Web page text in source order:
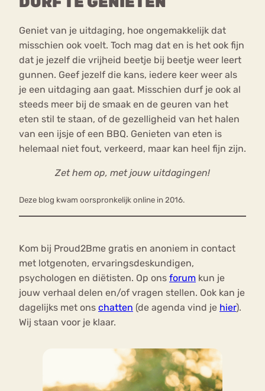
Geniet van je uitdaging, hoe ongemakkelijk dat
misschien ook voelt. Toch mag dat en is het ook fijn
dat je jezelf die vrijheid beetje bij beetje weer leert
gunnen. Geef jezelf die kans, iedere keer weer als
je een uitdaging aan gaat. Misschien durf je ook al
steeds meer bij de smaak en de geuren van het
eten stil te staan, of de gezelligheid van het halen
van een ijsje of een BBQ. Genieten van eten is
helemaal niet fout, verkeerd, maar kan heel fijn zijn.
Zet hem op, met jouw uitdagingen!
Deze blog kwam oorspronkelijk online in 2016.
Kom bij Proud2Bme gratis en anoniem in contact
met lotgenoten, ervaringsdeskundigen,
psychologen en diëtisten. Op ons forum kun je
jouw verhaal delen en/of vragen stellen. Ook kan je
dagelijks met ons chatten (de agenda vind je hier).
Wij staan voor je klaar.